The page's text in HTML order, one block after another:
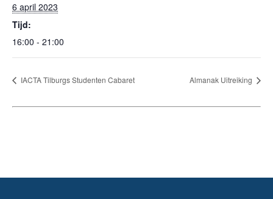
6 april 2023
Tijd:
16:00 - 21:00
IACTA Tilburgs Studenten Cabaret Almanak Uitreiking